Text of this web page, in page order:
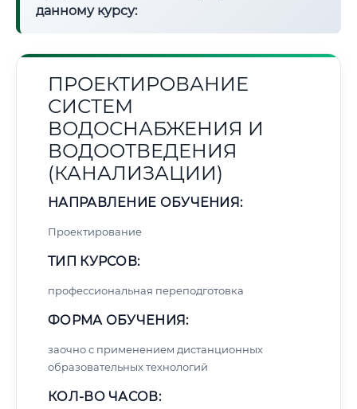
данному курсу:
ПРОЕКТИРОВАНИЕ
СИСТЕМ
ВОДОСНАБЖЕНИЯ И
ВОДООТВЕДЕНИЯ
(КАНАЛИЗАЦИИ)
НАПРАВЛЕНИЕ ОБУЧЕНИЯ:
Проектирование
ТИП КУРСОВ:
профессиональная переподготовка
ФОРМА ОБУЧЕНИЯ:
заочно с применением дистанционных
образовательных технологий
КОЛ-ВО ЧАСОВ: